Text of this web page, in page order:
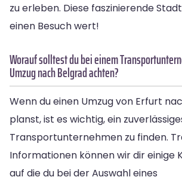
zu erleben. Diese faszinierende
einen Besuch wert!
Worauf solltest du bei einem
Umzug nach Belgrad achten?
Wenn du einen Umzug von Erfurt
planst, ist es wichtig, ein
Transportunternehmen zu finden.
Informationen können wir dir einige
auf die du bei der Auswahl eines